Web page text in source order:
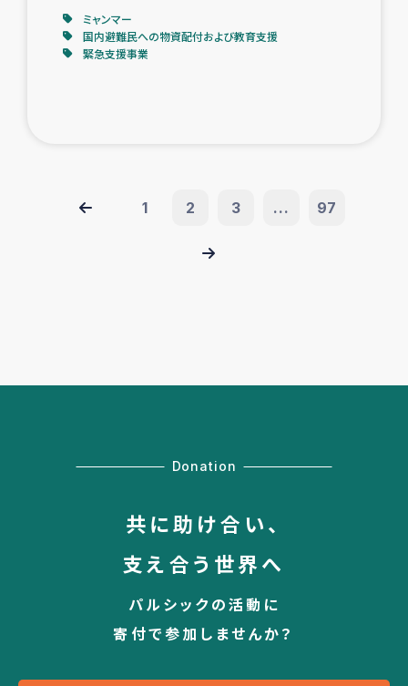
ミャンマー
国内避難民への物資配付および教育支援
緊急支援事業
1 2 3 ... 97
Donation
共に助け合い、
支え合う世界へ
パルシックの活動に
寄付で参加しませんか？